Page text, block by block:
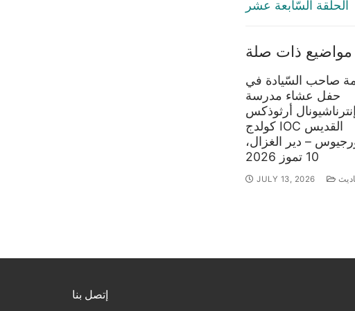
السّابعة عشر
مواضيع ذات صلة
صاحب السّيادة في
حفل عشاء مدرسة
إنترناشيونال أرثوذكس
كولدج IOC القديس
– دير الغزال،
10 تموز 2026
JULY 13, 2026
إتصل بنا